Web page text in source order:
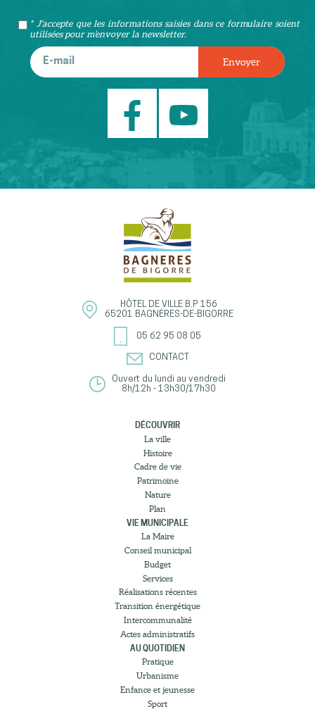
* J'accepte que les informations saisies dans ce formulaire soient
utilisées pour m’envoyer la newsletter.
HÔTEL DE VILLE B.P 156
65201 BAGNÈRES-DE-BIGORRE
05 62 95 08 05
CONTACT
Ouvert du lundi au vendredi
8h/12h - 13h30/17h30
DÉCOUVRIR
La ville
Histoire
Cadre de vie
Patrimoine
Nature
Plan
VIE MUNICIPALE
La Maire
Conseil municipal
Budget
Services
Réalisations récentes
Transition énergétique
Intercommunalité
Actes administratifs
AU QUOTIDIEN
Pratique
Urbanisme
Enfance et jeunesse
Sport